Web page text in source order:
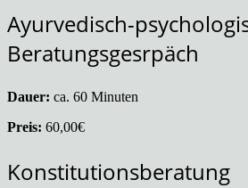
Ayurvedisch-
Beratungsgesrpäch
Dauer: ca. 60 Minuten
Preis: 60,00€
Konstitutionsberatung